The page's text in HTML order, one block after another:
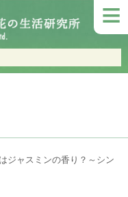
≡
ジャスミンの香り？～シン